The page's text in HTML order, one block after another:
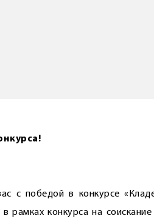
с победой в конкурсе
рамках конкурса на